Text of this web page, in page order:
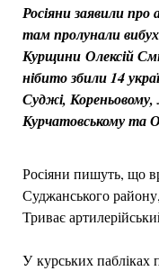
Росіяни заявили про
там пролунали
Курщини Олексій
нібито збили 14
Суджі, Кореньовому,
Курчатовському та
Росіяни пишуть, що
Суджанського
Триває
У курських пабліках